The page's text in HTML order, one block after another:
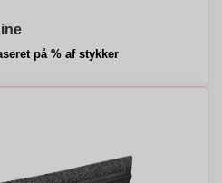
på % af stykker